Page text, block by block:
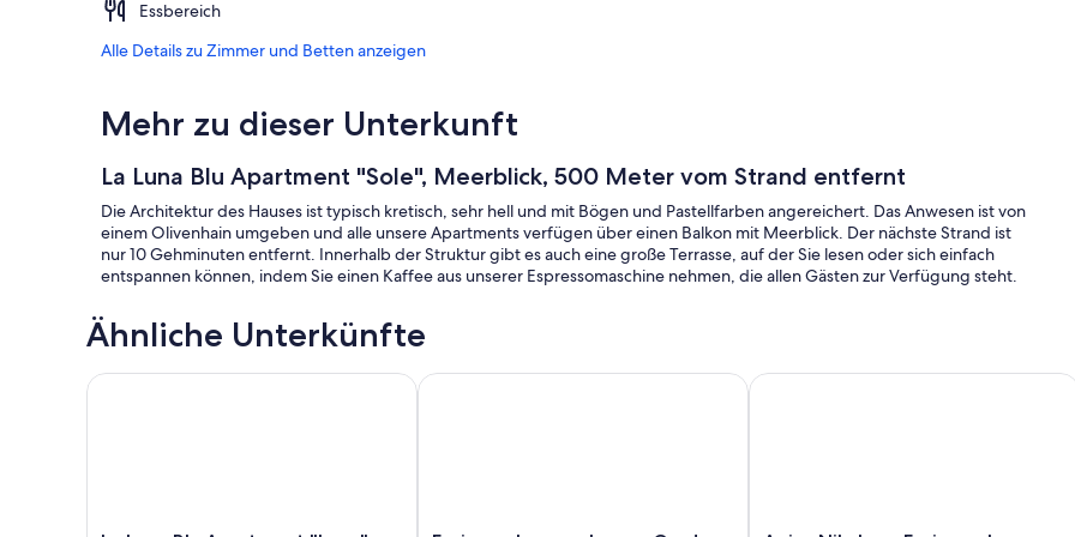
Essbereich
Alle Details zu Zimmer und Betten anzeigen
Mehr zu dieser Unterkunft
La Luna Blu Apartment "Sole", Meerblick, 500 Meter vom Strand entfernt
Die Architektur des Hauses ist typisch kretisch, sehr hell und mit Bögen und Pastellfarben angereichert. Das Anwesen ist von
einem Olivenhain umgeben und alle unsere Apartments verfügen über einen Balkon mit Meerblick. Der nächste Strand ist
nur 10 Gehminuten entfernt. Innerhalb der Struktur gibt es auch eine große Terrasse, auf der Sie lesen oder sich einfach
entspannen können, indem Sie einen Kaffee aus unserer Espressomaschine nehmen, die allen Gästen zur Verfügung steht.
Ähnliche Unterkünfte
La Luna Blu Apartment "Luna", Meerblick, 500 Meter vom Strand entfernt
Ferienwohnung - Luxury Garden Apartment, AGIOS NIKOLAOS
Agios Nikolaos: Ferienwohnung -